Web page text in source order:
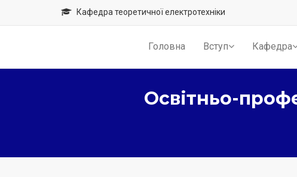
Кафедра теоретичної електротехніки
Головна Вступ Кафедра
Освітньо-